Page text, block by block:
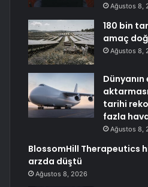
Ağustos 8,
180 bin
amaç
Ağustos 8,
Dünyanın
tarihi
fazla
Ağustos 8,
BlossomHill Therapeutics
arzda düştü
Ağustos 8, 2026